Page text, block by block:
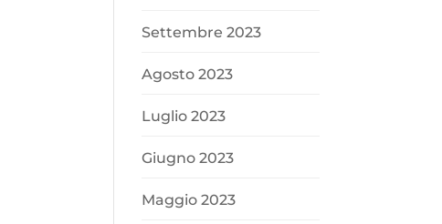
Settembre 2023
Agosto 2023
Luglio 2023
Giugno 2023
Maggio 2023